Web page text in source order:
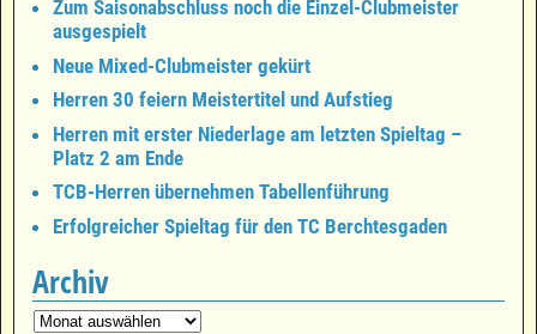
Zum Saisonabschluss noch die Einzel-Clubmeister
ausgespielt
Neue Mixed-Clubmeister gekürt
Herren 30 feiern Meistertitel und Aufstieg
Herren mit erster Niederlage am letzten Spieltag –
Platz 2 am Ende
TCB-Herren übernehmen Tabellenführung
Erfolgreicher Spieltag für den TC Berchtesgaden
Archiv